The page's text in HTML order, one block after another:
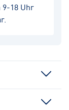
18 Uhr